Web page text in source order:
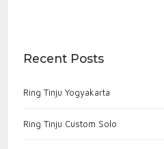
Recent Posts
Ring Tinju Yogyakarta
Ring Tinju Custom Solo